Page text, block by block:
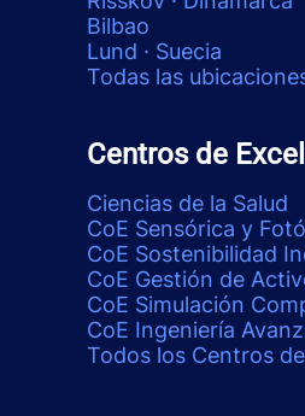
Bilbao
Lund · Suecia
Todas las
Centros de
Ciencias de la Salud
CoE Sensórica y
CoE Sostenibilidad
CoE Gestión de
CoE Simulación
CoE Ingeniería
Todos los Centros